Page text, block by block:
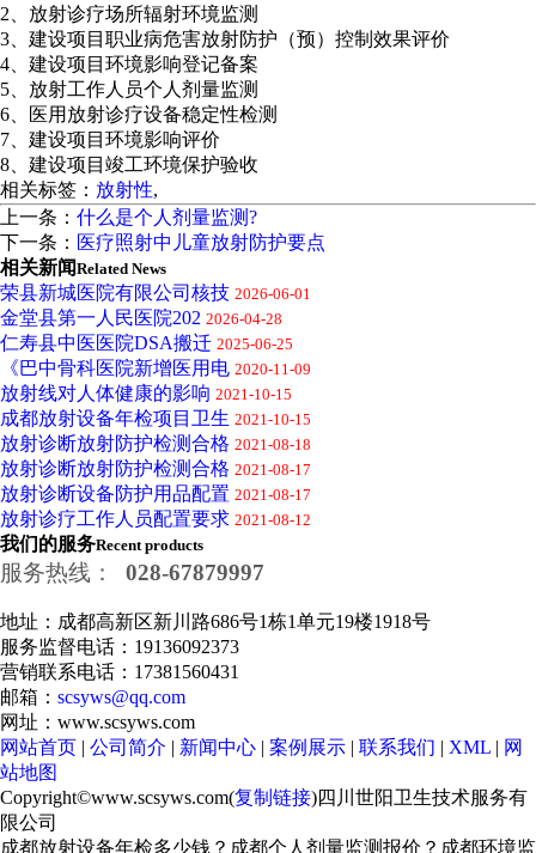
2、放射诊疗场所辐射环境监测
3、建设项目职业病危害放射防护（预）控制效果评价
4、建设项目环境影响登记备案
5、放射工作人员个人剂量监测
6、医用放射诊疗设备稳定性检测
7、建设项目环境影响评价
8、建设项目竣工环境保护验收
相关标签： 放射性,
上一条： 什么是个人剂量监测?
下一条： 医疗照射中儿童放射防护要点
相关新闻Related News
荣县新城医院有限公司核技 2026-06-01
金堂县第一人民医院202 2026-04-28
仁寿县中医医院DSA搬迁 2025-06-25
《巴中骨科医院新增医用电 2020-11-09
放射线对人体健康的影响 2021-10-15
成都放射设备年检项目卫生 2021-10-15
放射诊断放射防护检测合格 2021-08-18
放射诊断放射防护检测合格 2021-08-17
放射诊断设备防护用品配置 2021-08-17
放射诊疗工作人员配置要求 2021-08-12
我们的服务Recent products
服务热线： 028-67879997
地址：成都高新区新川路686号1栋1单元19楼1918号
服务监督电话：19136092373
营销联系电话：17381560431
邮箱： scsyws@qq.com
网址：www.scsyws.com
网站首页 | 公司简介 | 新闻中心 | 案例展示 | 联系我们 | XML | 网
站地图
Copyright©www.scsyws.com(复制链接)四川世阳卫生技术服务有
限公司
成都放射设备年检多少钱？成都个人剂量监测报价？成都环境监